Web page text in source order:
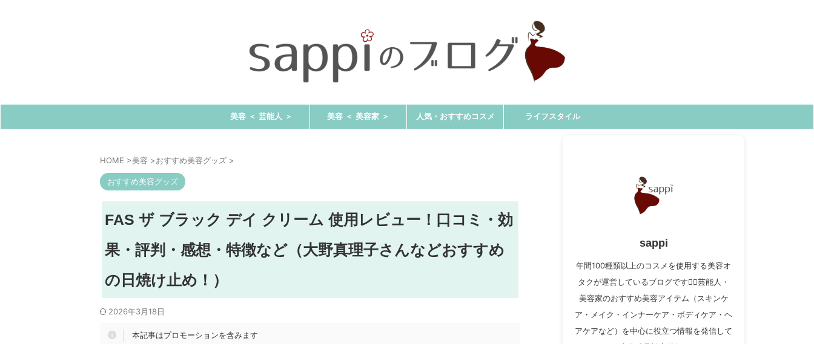
美容 ＜ 芸能人 ＞ 美容 ＜ 美容家 ＞ 人気・おすすめコスメ ライフスタイル
HOME >美容 >おすすめ美容グッズ >
おすすめ美容グッズ
FAS ザ ブラック デイ クリーム 使用レビュー！口コミ・効
果・評判・感想・特徴など（大野真理子さんなどおすすめ
の日焼け止め！）
2026年3月18日
本記事はプロモーションを含みます
sappi
年間100種類以上のコスメを使用する美容オ
タクが運営しているブログです✍🏻芸能人・
美容家のおすすめ美容アイテム（スキンケ
ア・メイク・インナーケア・ボディケア・ヘ
アケアなど）を中心に役立つ情報を発信して